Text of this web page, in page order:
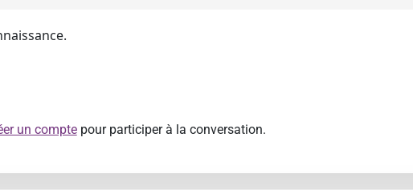
un comptepour participer à la conversation.